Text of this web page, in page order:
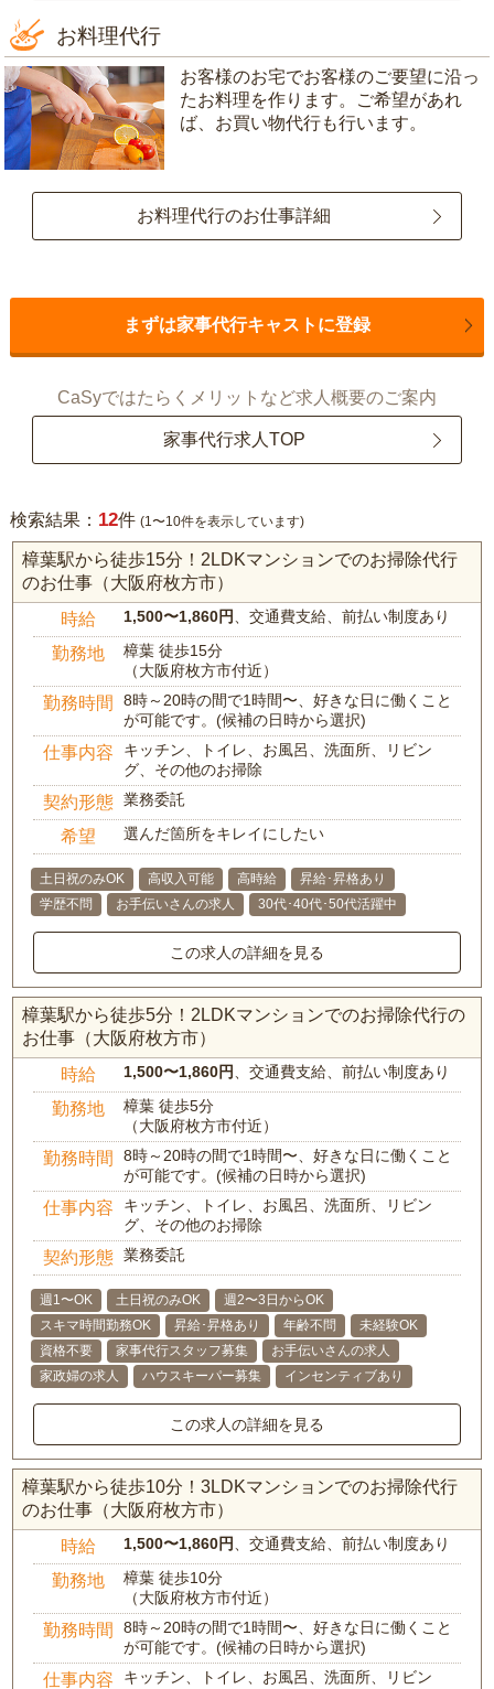
お料理代行
お客様のお宅でお客様のご要望に沿っ
たお料理を作ります。ご希望があれ
ば、お買い物代行も行います。
お料理代行のお仕事詳細
まずは家事代行キャストに登録
CaSyではたらくメリットなど求人概要のご案内
家事代行求人TOP
検索結果： 12件 (1〜10件を表示しています)
樟葉駅から徒歩15分！2LDKマンションでのお掃除代行
のお仕事（大阪府枚方市）
時給 1,500〜1,860円 、交通費支給、前払い制度あり
勤務地
樟葉 徒歩15分
（大阪府枚方市付近）
勤務時間
8時～20時の間で1時間〜、好きな日に働くこと
が可能です。(候補の日時から選択)
仕事内容
キッチン、トイレ、お風呂、洗面所、リビン
グ、その他のお掃除
契約形態 業務委託
希望 選んだ箇所をキレイにしたい
土日祝のみOK 高収入可能 高時給
昇給･昇格あり
学歴不問
お手伝いさんの求人 30代･40代･50代活躍中
この求人の詳細を見る
樟葉駅から徒歩5分！2LDKマンションでのお掃除代行の
お仕事（大阪府枚方市）
時給 1,500〜1,860円 、交通費支給、前払い制度あり
勤務地
樟葉 徒歩5分
（大阪府枚方市付近）
勤務時間
8時～20時の間で1時間〜、好きな日に働くこと
が可能です。(候補の日時から選択)
仕事内容
キッチン、トイレ、お風呂、洗面所、リビン
グ、その他のお掃除
契約形態 業務委託
週1〜OK 土日祝のみOK
週2〜3日からOK
スキマ時間勤務OK
昇給･昇格あり 年齢不問
未経験OK
資格不要
家事代行スタッフ募集
お手伝いさんの求人
家政婦の求人
ハウスキーパー募集 インセンティブあり
この求人の詳細を見る
樟葉駅から徒歩10分！3LDKマンションでのお掃除代行
のお仕事（大阪府枚方市）
時給 1,500〜1,860円 、交通費支給、前払い制度あり
勤務地
樟葉 徒歩10分
（大阪府枚方市付近）
勤務時間
8時～20時の間で1時間〜、好きな日に働くこと
が可能です。(候補の日時から選択)
仕事内容
キッチン、トイレ、お風呂、洗面所、リビン